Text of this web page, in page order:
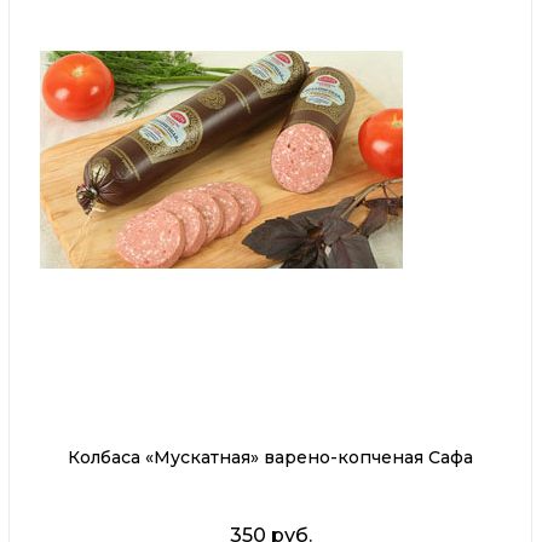
Колбаса «Мускатная» варено-копченая Сафа
350 руб.